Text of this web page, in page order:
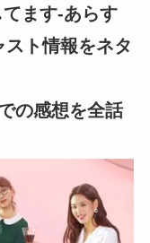
ます-あらす
ト情報をネタ
の感想を全話